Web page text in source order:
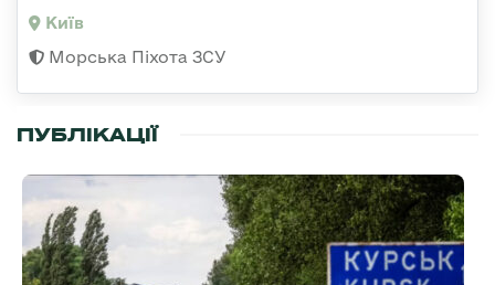
Київ
Морська Піхота ЗСУ
ПУБЛІКАЦІЇ